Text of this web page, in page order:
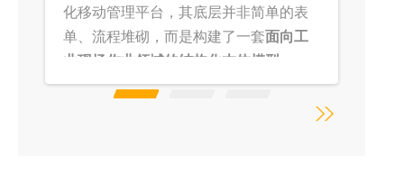
化移动管理平台，其底层并非简单的表
单、流程堆砌，而是构建了一套面向工
业现场作业领域的结构化本体模型
（Ontology Model）。
统运维长期面临 数据孤岛、依赖人工、
故障响应慢、专业门槛高等难题。通用
大模型在工业场景水土不服，数据准备
成本高、落地周期长。我们依托成熟底
观，注意到现场质量检验的一些细节，
在此进行一些探讨。